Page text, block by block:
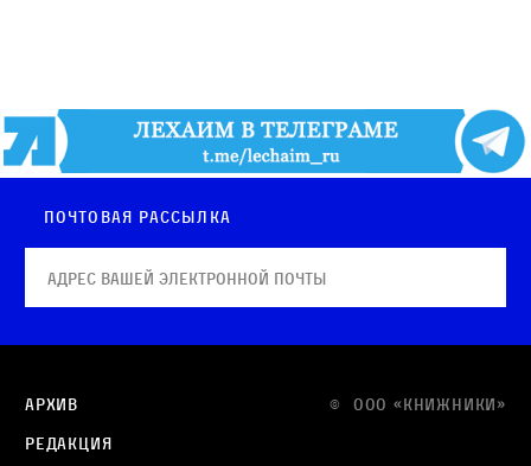
Почтовая рассылка
© OOO «КНИЖНИКИ»
Архив
Редакция